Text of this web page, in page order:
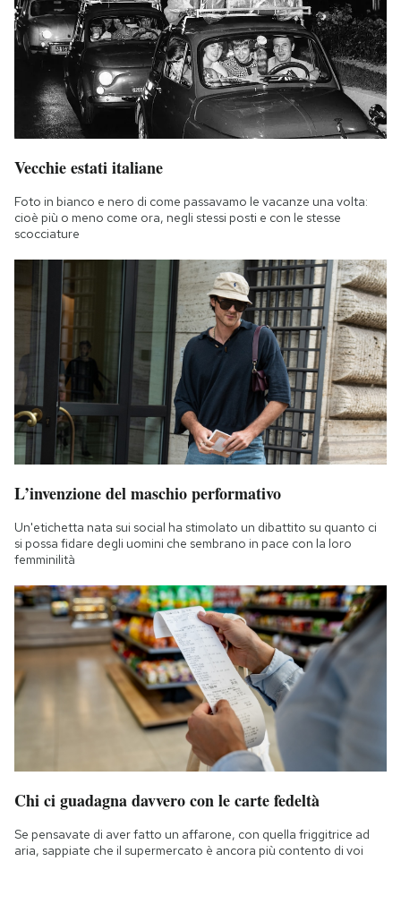
Vecchie estati italiane
Foto in bianco e nero di come passavamo le vacanze una volta:
cioè più o meno come ora, negli stessi posti e con le stesse
scocciature
L’invenzione del maschio performativo
Un'etichetta nata sui social ha stimolato un dibattito su quanto ci
si possa fidare degli uomini che sembrano in pace con la loro
femminilità
Chi ci guadagna davvero con le carte fedeltà
Se pensavate di aver fatto un affarone, con quella friggitrice ad
aria, sappiate che il supermercato è ancora più contento di voi